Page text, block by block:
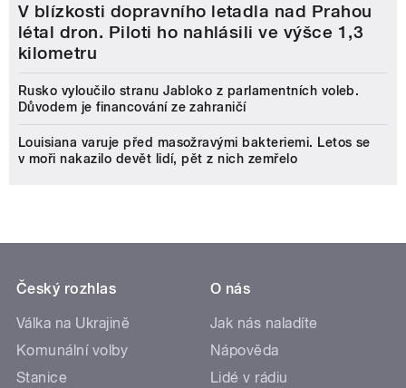
V blízkosti dopravního letadla nad Prahou
létal dron. Piloti ho nahlásili ve výšce 1,3
kilometru
Rusko vyloučilo stranu Jabloko z parlamentních voleb.
Důvodem je financování ze zahraničí
Louisiana varuje před masožravými bakteriemi. Letos se
v moři nakazilo devět lidí, pět z nich zemřelo
Český rozhlas
Válka na Ukrajině
Komunální volby
Stanice
O nás
Jak nás naladíte
Nápověda
Lidé v rádiu